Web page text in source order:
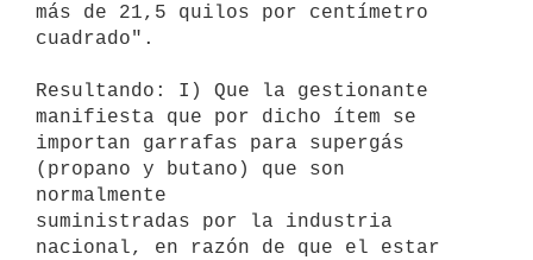
más de 21,5 quilos por centímetro
cuadrado".
Resultando: I) Que la gestionante
manifiesta que por dicho ítem se
importan garrafas para supergás
(propano y butano) que son
normalmente
suministradas por la industria
nacional, en razón de que el estar